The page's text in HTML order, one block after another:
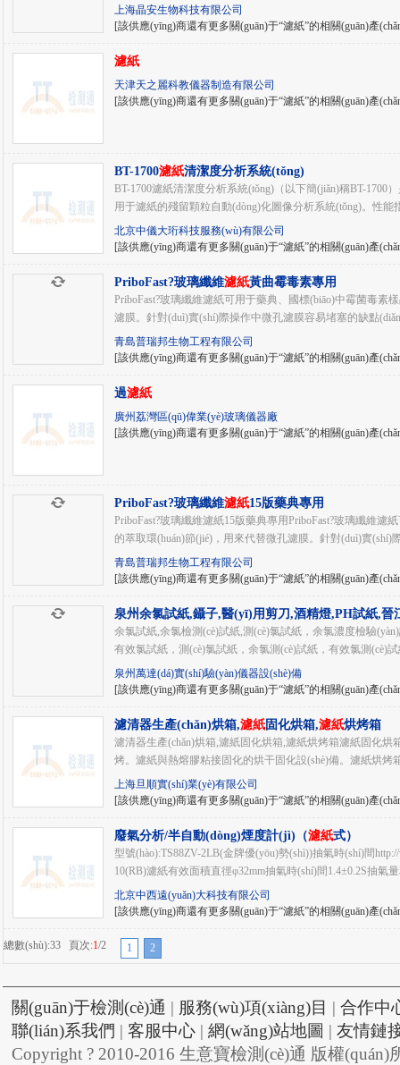
上海晶安生物科技有限公司
[該供應(yīng)商還有更多關(guān)于“濾紙”的相關(guān)產
濾紙
天津天之麗科教儀器制造有限公司
[該供應(yīng)商還有更多關(guān)于“濾紙”的相關(guān)產
BT-1700濾紙清潔度分析系統(tǒng)
BT-1700濾紙清潔度分析系統(tǒng)（以下簡(jiǎn)稱BT-1700
用于濾紙的殘留顆粒自動(dòng)化圖像分析系統(tǒng)。性能
北京中儀大珩科技服務(wù)有限公司
[該供應(yīng)商還有更多關(guān)于“濾紙”的相關(guān)產
PriboFast?玻璃纖維濾紙黃曲霉毒素專用
PriboFast?玻璃纖維濾紙可用于藥典、國標(biāo)中霉菌毒素
濾膜。針對(duì)實(shí)際操作中微孔濾膜容易堵塞的缺點
青島普瑞邦生物工程有限公司
[該供應(yīng)商還有更多關(guān)于“濾紙”的相關(guān)產
過濾紙
廣州荔灣區(qū)偉業(yè)玻璃儀器廠
[該供應(yīng)商還有更多關(guān)于“濾紙”的相關(guān)產
PriboFast?玻璃纖維濾紙15版藥典專用
PriboFast?玻璃纖維濾紙15版藥典專用PriboFast?玻璃纖維濾
的萃取環(huán)節(jié)，用來代替微孔濾膜。針對(duì)實(shí)
青島普瑞邦生物工程有限公司
[該供應(yīng)商還有更多關(guān)于“濾紙”的相關(guān)產
泉州余氯試紙,鑷子,醫(yī)用剪刀,酒精燈,PH試紙,晉
過濾紙,石獅酸度計(jì)...
余氯試紙,余氯檢測(cè)試紙,測(cè)氯試紙，余氯濃度檢驗
有效氯試紙，測(cè)氯試紙，余氯測(cè)試紙，有效氯測(cè)
泉州萬達(dá)實(shí)驗(yàn)儀器設(shè)備
[該供應(yīng)商還有更多關(guān)于“濾紙”的相關(guān)產
濾清器生產(chǎn)烘箱,濾紙固化烘箱,濾紙烘烤箱
濾清器生產(chǎn)烘箱,濾紙固化烘箱,濾紙烘烤箱濾紙固化烘
烤。濾紙與熱熔膠粘接固化的烘干固化設(shè)備。濾紙烘
上海旦順實(shí)業(yè)有限公司
[該供應(yīng)商還有更多關(guān)于“濾紙”的相關(guān)產
廢氣分析/半自動(dòng)煙度計(jì)（濾紙式）
型號(hào):TS88ZV-2LB(金牌優(yōu)勢(shì))抽氣時(shí)間
10(RB)濾紙有效面積直徑φ32mm抽氣時(shí)間1.4±0.2S抽氣
北京中西遠(yuǎn)大科技有限公司
[該供應(yīng)商還有更多關(guān)于“濾紙”的相關(guān)產
總數(shù):33 頁次:1/2 1 2
關(guān)于檢測(cè)通 | 服務(wù)項(xiàng)目 | 合作中
聯(lián)系我們 | 客服中心 | 網(wǎng)站地圖 | 友情鏈
Copyright ? 2010-2016 生意寶檢測(cè)通 版權(quán)